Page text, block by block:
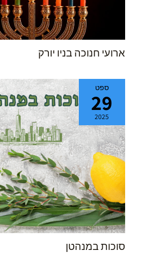
ארועי חנוכה בניו יורק
ספט
29
2025
סוכות במנהטן